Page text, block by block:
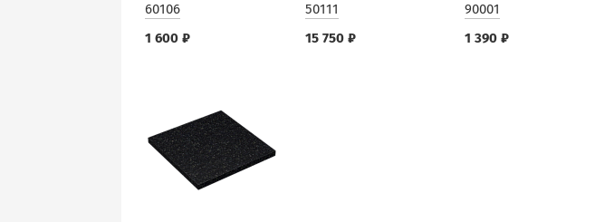
60106
1 600 ₽
50111
15 750 ₽
90001
1 390 ₽